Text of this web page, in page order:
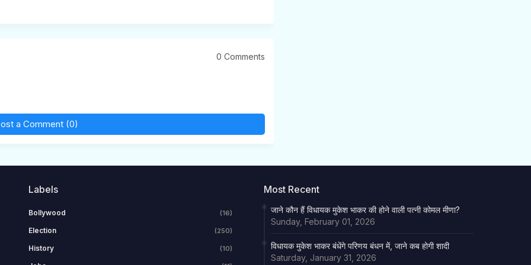
0 Comments
a Comment (0)
Labels
Bollywood (16)
Election (250)
History (10)
Most Recent
जाने कौन हैं विधायक मुकेश भाकर की होने वाली पत्नी कोमल मीणा?
Sunday, February 01, 2026
विधायक मुकेश भाकर बंधेंगे परिणय बंधन में, जाने कब होगी शादी
Saturday, January 31, 2026